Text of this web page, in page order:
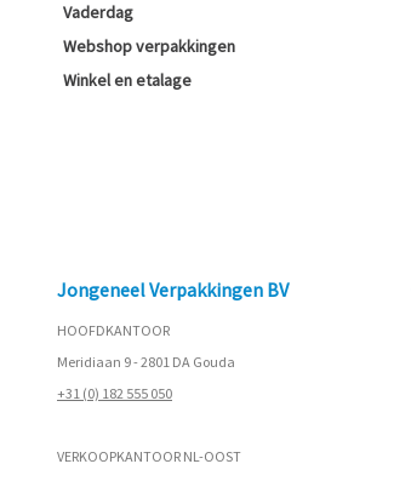
Vaderdag
Webshop verpakkingen
Winkel en etalage
Jongeneel Verpakkingen BV
HOOFDKANTOOR
Meridiaan 9 - 2801 DA Gouda
+31 (0) 182 555 050
VERKOOPKANTOOR NL-OOST